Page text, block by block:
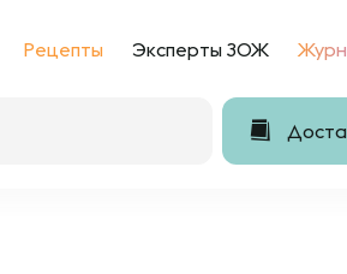
Рецепты Эксперты ЗОЖ